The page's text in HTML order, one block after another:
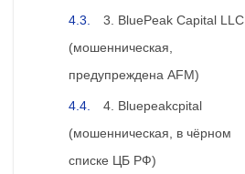
3. BluePeak Capital LLC
(мошенническая,
предупреждена AFM)
4. Bluepeakcpital
(мошенническая, в чёрном
списке ЦБ РФ)